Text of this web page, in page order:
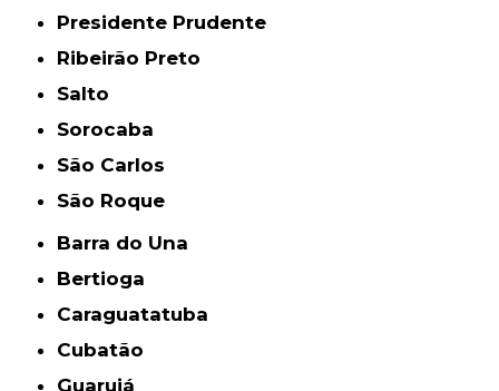
Presidente Prudente
Ribeirão Preto
Salto
Sorocaba
São Carlos
São Roque
Barra do Una
Bertioga
Caraguatatuba
Cubatão
Guarujá